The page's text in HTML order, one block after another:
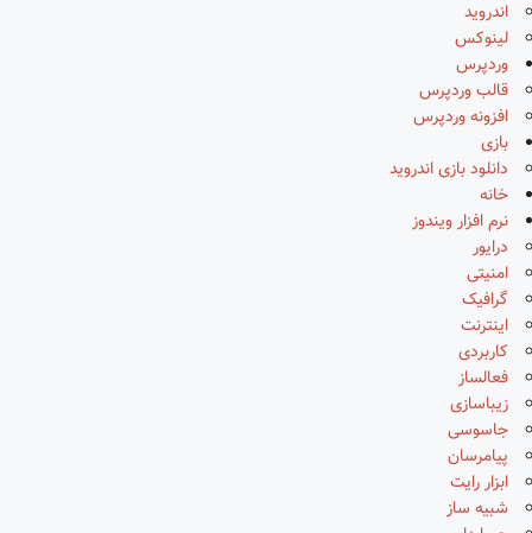
اندروید
لینوکس
وردپرس
قالب وردپرس
افزونه وردپرس
بازی
دانلود بازی اندروید
خانه
نرم افزار ویندوز
درایور
امنیتی
گرافیک
اینترنت
کاربردی
فعالساز
زیباسازی
جاسوسی
پیامرسان
ابزار رایت
شبیه ساز